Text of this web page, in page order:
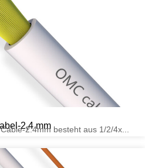
2,4 mm
2.4mm besteht aus 1/2/4x...